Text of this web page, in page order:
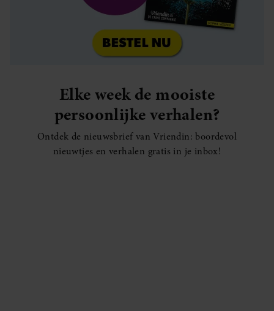
Elke week de mooiste
persoonlijke verhalen?
Ontdek de nieuwsbrief van Vriendin: boordevol
nieuwtjes en verhalen gratis in je inbox!